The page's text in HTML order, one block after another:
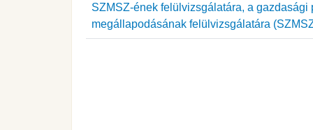
SZMSZ-ének felülvizsgálatára, a
megállapodásának felülvizsgálatára